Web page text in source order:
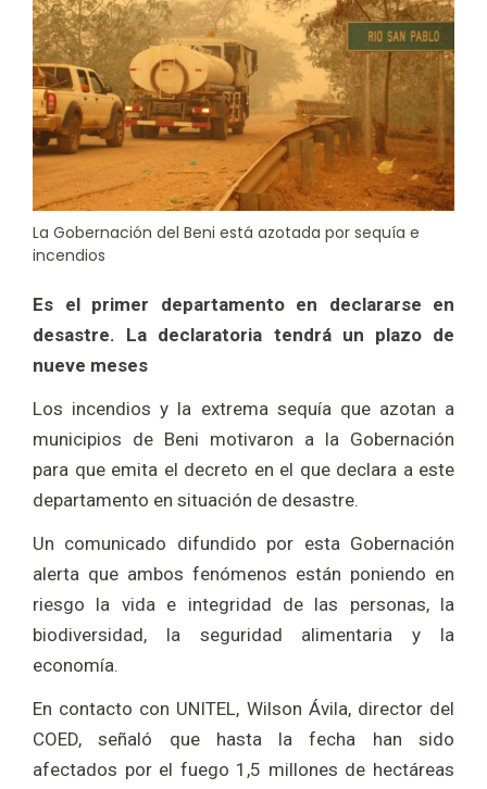
La Gobernación del Beni está azotada por sequía e
incendios
Es el primer departamento en declararse en
desastre. La declaratoria tendrá un plazo de
nueve meses
Los incendios y la extrema sequía que azotan a
municipios de Beni motivaron a la Gobernación
para que emita el decreto en el que declara a este
departamento en situación de desastre.
Un comunicado difundido por esta Gobernación
alerta que ambos fenómenos están poniendo en
riesgo la vida e integridad de las personas, la
biodiversidad, la seguridad alimentaria y la
economía.
En contacto con UNITEL, Wilson Ávila, director del
COED, señaló que hasta la fecha han sido
afectados por el fuego 1,5 millones de hectáreas